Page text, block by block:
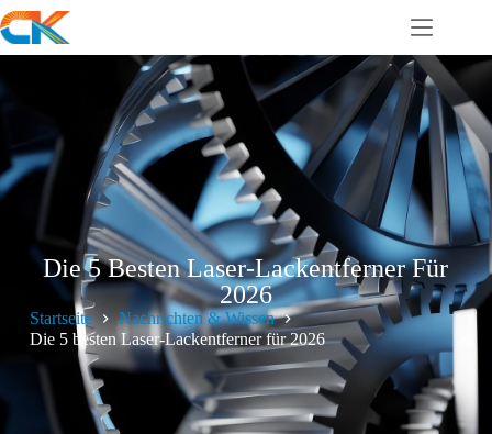
Die 5 Besten Laser-Lackentferner Für
2026
Startseite
Nachrichten & Wissen
Die 5 besten Laser-Lackentferner für 2026